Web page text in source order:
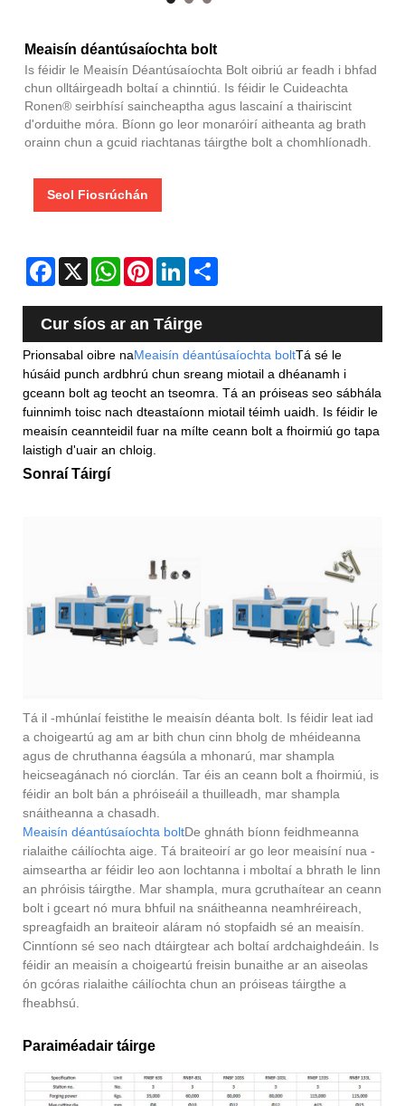
Meaisín déantúsaíochta bolt
Is féidir le Meaisín Déantúsaíochta Bolt oibriú ar feadh i bhfad
chun olltáirgeadh boltaí a chinntiú. Is féidir le Cuideachta
Ronen® seirbhísí saincheaptha agus lascainí a thairiscint
d'orduithe móra. Bíonn go leor monaróirí aitheanta ag brath
orainn chun a gcuid riachtanas táirgthe bolt a chomhlíonadh.
Seol Fiosrúchán
Facebook
X WhatsAppPinterestLinkedIn
Cur síos ar an Táirge
Prionsabal oibre naMeaisín déantúsaíochta boltTá sé le
húsáid punch ardbhrú chun sreang miotail a dhéanamh i
gceann bolt ag teocht an tseomra. Tá an próiseas seo sábhála
fuinnimh toisc nach dteastaíonn miotail téimh uaidh. Is féidir le
meaisín ceannteidil fuar na mílte ceann bolt a fhoirmiú go tapa
laistigh d'uair an chloig.
Sonraí Táirgí
Tá il -mhúnlaí feistithe le meaisín déanta bolt. Is féidir leat iad
a choigeartú ag am ar bith chun cinn bholg de mhéideanna
agus de chruthanna éagsúla a mhonarú, mar shampla
heicseagánach nó ciorclán. Tar éis an ceann bolt a fhoirmiú, is
féidir an bolt bán a phróiseáil a thuilleadh, mar shampla
snáitheanna a chasadh.
Meaisín déantúsaíochta boltDe ghnáth bíonn feidhmeanna
rialaithe cáilíochta aige. Tá braiteoirí ar go leor meaisíní nua -
aimseartha ar féidir leo aon lochtanna i mboltaí a bhrath le linn
an phróisis táirgthe. Mar shampla, mura gcruthaítear an ceann
bolt i gceart nó mura bhfuil na snáitheanna neamhréireach,
spreagfaidh an braiteoir aláram nó stopfaidh sé an meaisín.
Cinntíonn sé seo nach dtáirgtear ach boltaí ardchaighdeáin. Is
féidir an meaisín a choigeartú freisin bunaithe ar an aiseolas
ón gcóras rialaithe cáilíochta chun an próiseas táirgthe a
fheabhsú.
Paraiméadair táirge